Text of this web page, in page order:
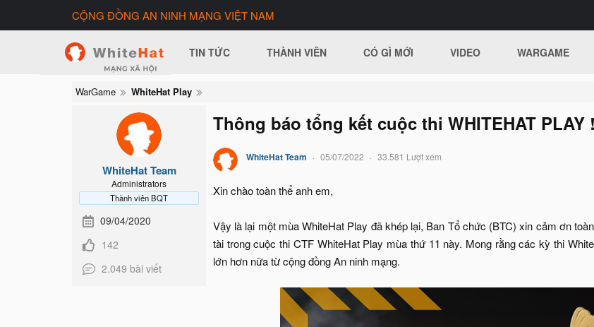
CỘNG ĐỒNG AN NINH MẠNG VIỆT NAM
TIN TỨC THÀNH VIÊN CÓ GÌ MỚI VIDEO WARGAME
WarGame WhiteHat Play
WhiteHat Team
Administrators
Thành viên BQT
09/04/2020
142
2.049 bài viết
Thông báo tổng kết cuộc thi WHITEHAT PLAY
WhiteHat Team 05/07/2022 33.581 Lượt xem
Xin chào toàn thể anh em,
Vậy là lại một mùa WhiteHat Play đã khép lại, Ban Tổ chức (BTC) xin cảm ơn
tài trong cuộc thi CTF WhiteHat Play mùa thứ 11 này. Mong rằng các kỳ thi
lớn hơn nữa từ cộng đồng An ninh mạng.